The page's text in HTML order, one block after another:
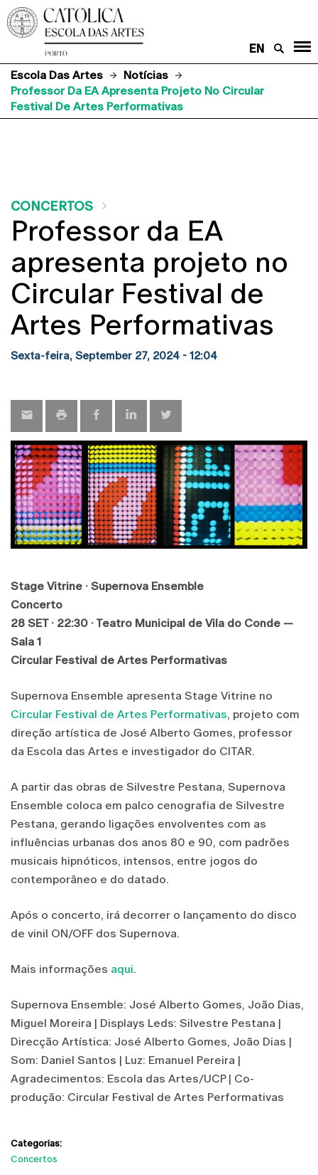
EN
Escola Das Artes
Notícias
Professor Da EA Apresenta Projeto No Circular
Festival De Artes Performativas
CONCERTOS
Professor da EA
apresenta projeto no
Circular Festival de
Artes Performativas
Sexta-feira, September 27, 2024 - 12:04
Stage Vitrine · Supernova Ensemble
Concerto
28 SET · 22:30 · Teatro Municipal de Vila do Conde —
Sala 1
Circular Festival de Artes Performativas
Supernova Ensemble apresenta Stage Vitrine no
Circular Festival de Artes Performativas, projeto com
direção artística de José Alberto Gomes, professor
da Escola das Artes e investigador do CITAR.
A partir das obras de Silvestre Pestana, Supernova
Ensemble coloca em palco cenografia de Silvestre
Pestana, gerando ligações envolventes com as
influências urbanas dos anos 80 e 90, com padrões
musicais hipnóticos, intensos, entre jogos do
contemporâneo e do datado.
Após o concerto, irá decorrer o lançamento do disco
de vinil ON/OFF dos Supernova.
Mais informações aqui.
Supernova Ensemble: José Alberto Gomes, João Dias,
Miguel Moreira | Displays Leds: Silvestre Pestana |
Direcção Artística: José Alberto Gomes, João Dias |
Som: Daniel Santos | Luz: Emanuel Pereira |
Agradecimentos: Escola das Artes/UCP | Co-
produção: Circular Festival de Artes Performativas
Categorias:
Concertos